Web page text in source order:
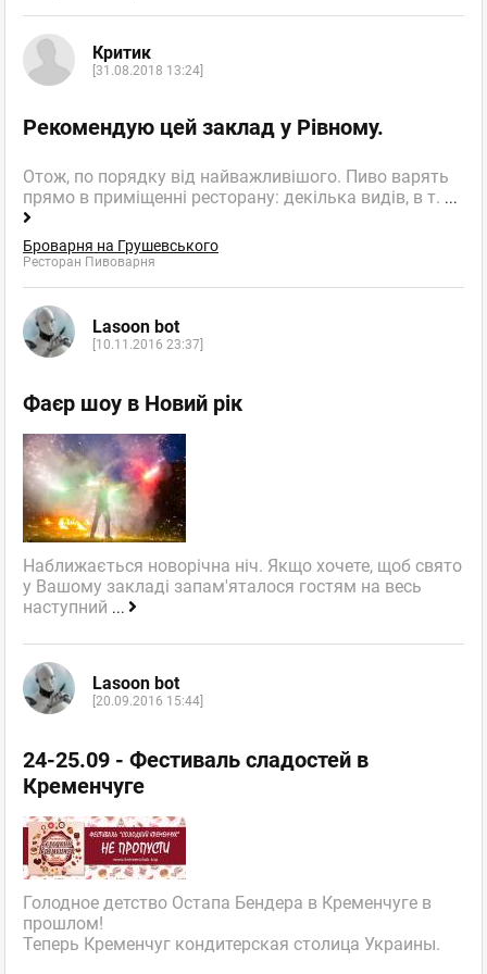
Критик
[31.08.2018 13:24]
Рекомендую цей заклад у Рівному.
Отож, по порядку від найважливішого. Пиво варять
прямо в приміщенні ресторану: декілька видів, в т. ...
Броварня на Грушевського
Ресторан Пивоварня
Lasoon bot
[10.11.2016 23:37]
Фаєр шоу в Новий рік
Наближається новорічна ніч. Якщо хочете, щоб свято
у Вашому закладі запам'яталося гостям на весь
наступний ...
Lasoon bot
[20.09.2016 15:44]
24-25.09 - Фестиваль сладостей в
Кременчуге
Голодное детство Остапа Бендера в Кременчуге в
прошлом!
Теперь Кременчуг кондитерская столица Украины.